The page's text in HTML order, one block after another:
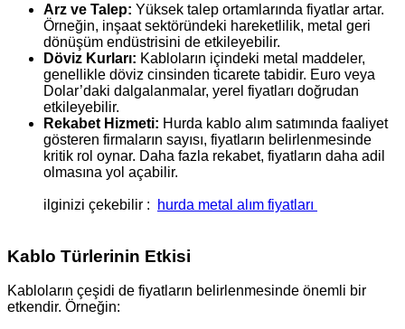
Arz ve Talep: Yüksek talep ortamlarında fiyatlar artar.
Örneğin, inşaat sektöründeki hareketlilik, metal geri
dönüşüm endüstrisini de etkileyebilir.
Döviz Kurları: Kabloların içindeki metal maddeler,
genellikle döviz cinsinden ticarete tabidir. Euro veya
Dolar’daki dalgalanmalar, yerel fiyatları doğrudan
etkileyebilir.
Rekabet Hizmeti: Hurda kablo alım satımında faaliyet
gösteren firmaların sayısı, fiyatların belirlenmesinde
kritik rol oynar. Daha fazla rekabet, fiyatların daha adil
olmasına yol açabilir.
ilginizi çekebilir : hurda metal alım fiyatları
Kablo Türlerinin Etkisi
Kabloların çeşidi de fiyatların belirlenmesinde önemli bir
etkendir. Örneğin: